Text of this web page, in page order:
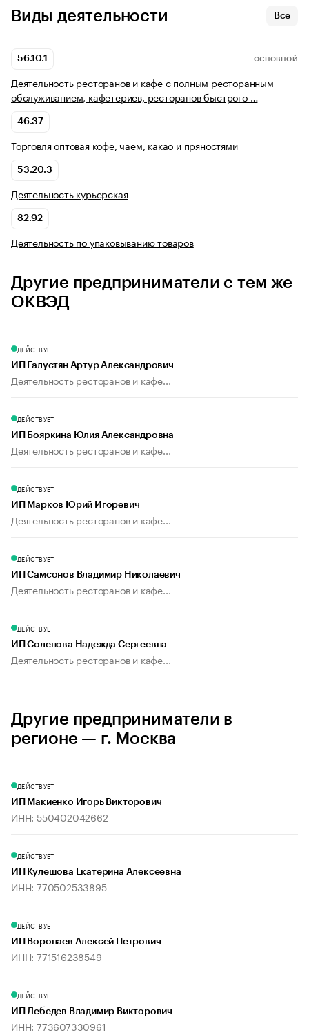
Виды деятельности Все
56.10.1 ОСНОВНОЙ
Деятельность ресторанов и кафе с полным ресторанным
обслуживанием, кафетериев, ресторанов быстрого …
46.37
Торговля оптовая кофе, чаем, какао и пряностями
53.20.3
Деятельность курьерская
82.92
Деятельность по упаковыванию товаров
Другие предприниматели с тем же
ОКВЭД
ДЕЙСТВУЕТ
ИП Галустян Артур Александрович
Деятельность ресторанов и кафе...
ДЕЙСТВУЕТ
ИП Бояркина Юлия Александровна
Деятельность ресторанов и кафе...
ДЕЙСТВУЕТ
ИП Марков Юрий Игоревич
Деятельность ресторанов и кафе...
ДЕЙСТВУЕТ
ИП Самсонов Владимир Николаевич
Деятельность ресторанов и кафе...
ДЕЙСТВУЕТ
ИП Соленова Надежда Сергеевна
Деятельность ресторанов и кафе...
Другие предприниматели в
регионе — г. Москва
ДЕЙСТВУЕТ
ИП Макиенко Игорь Викторович
ИНН: 550402042662
ДЕЙСТВУЕТ
ИП Кулешова Екатерина Алексеевна
ИНН: 770502533895
ДЕЙСТВУЕТ
ИП Воропаев Алексей Петрович
ИНН: 771516238549
ДЕЙСТВУЕТ
ИП Лебедев Владимир Викторович
ИНН: 773607330961